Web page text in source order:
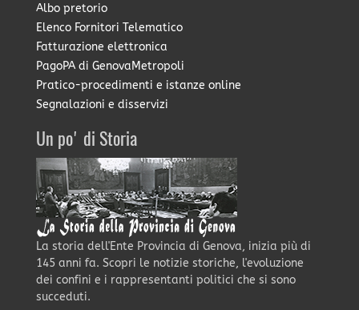
Albo pretorio
Elenco Fornitori Telematico
Fatturazione elettronica
PagoPA di GenovaMetropoli
Pratico-procedimenti e istanze online
Segnalazioni e disservizi
Un po' di Storia
La storia dell'Ente Provincia di Genova, inizia più di
145 anni fa. Scopri le notizie storiche, l'evoluzione
dei confini e i rappresentanti politici che si sono
succeduti.